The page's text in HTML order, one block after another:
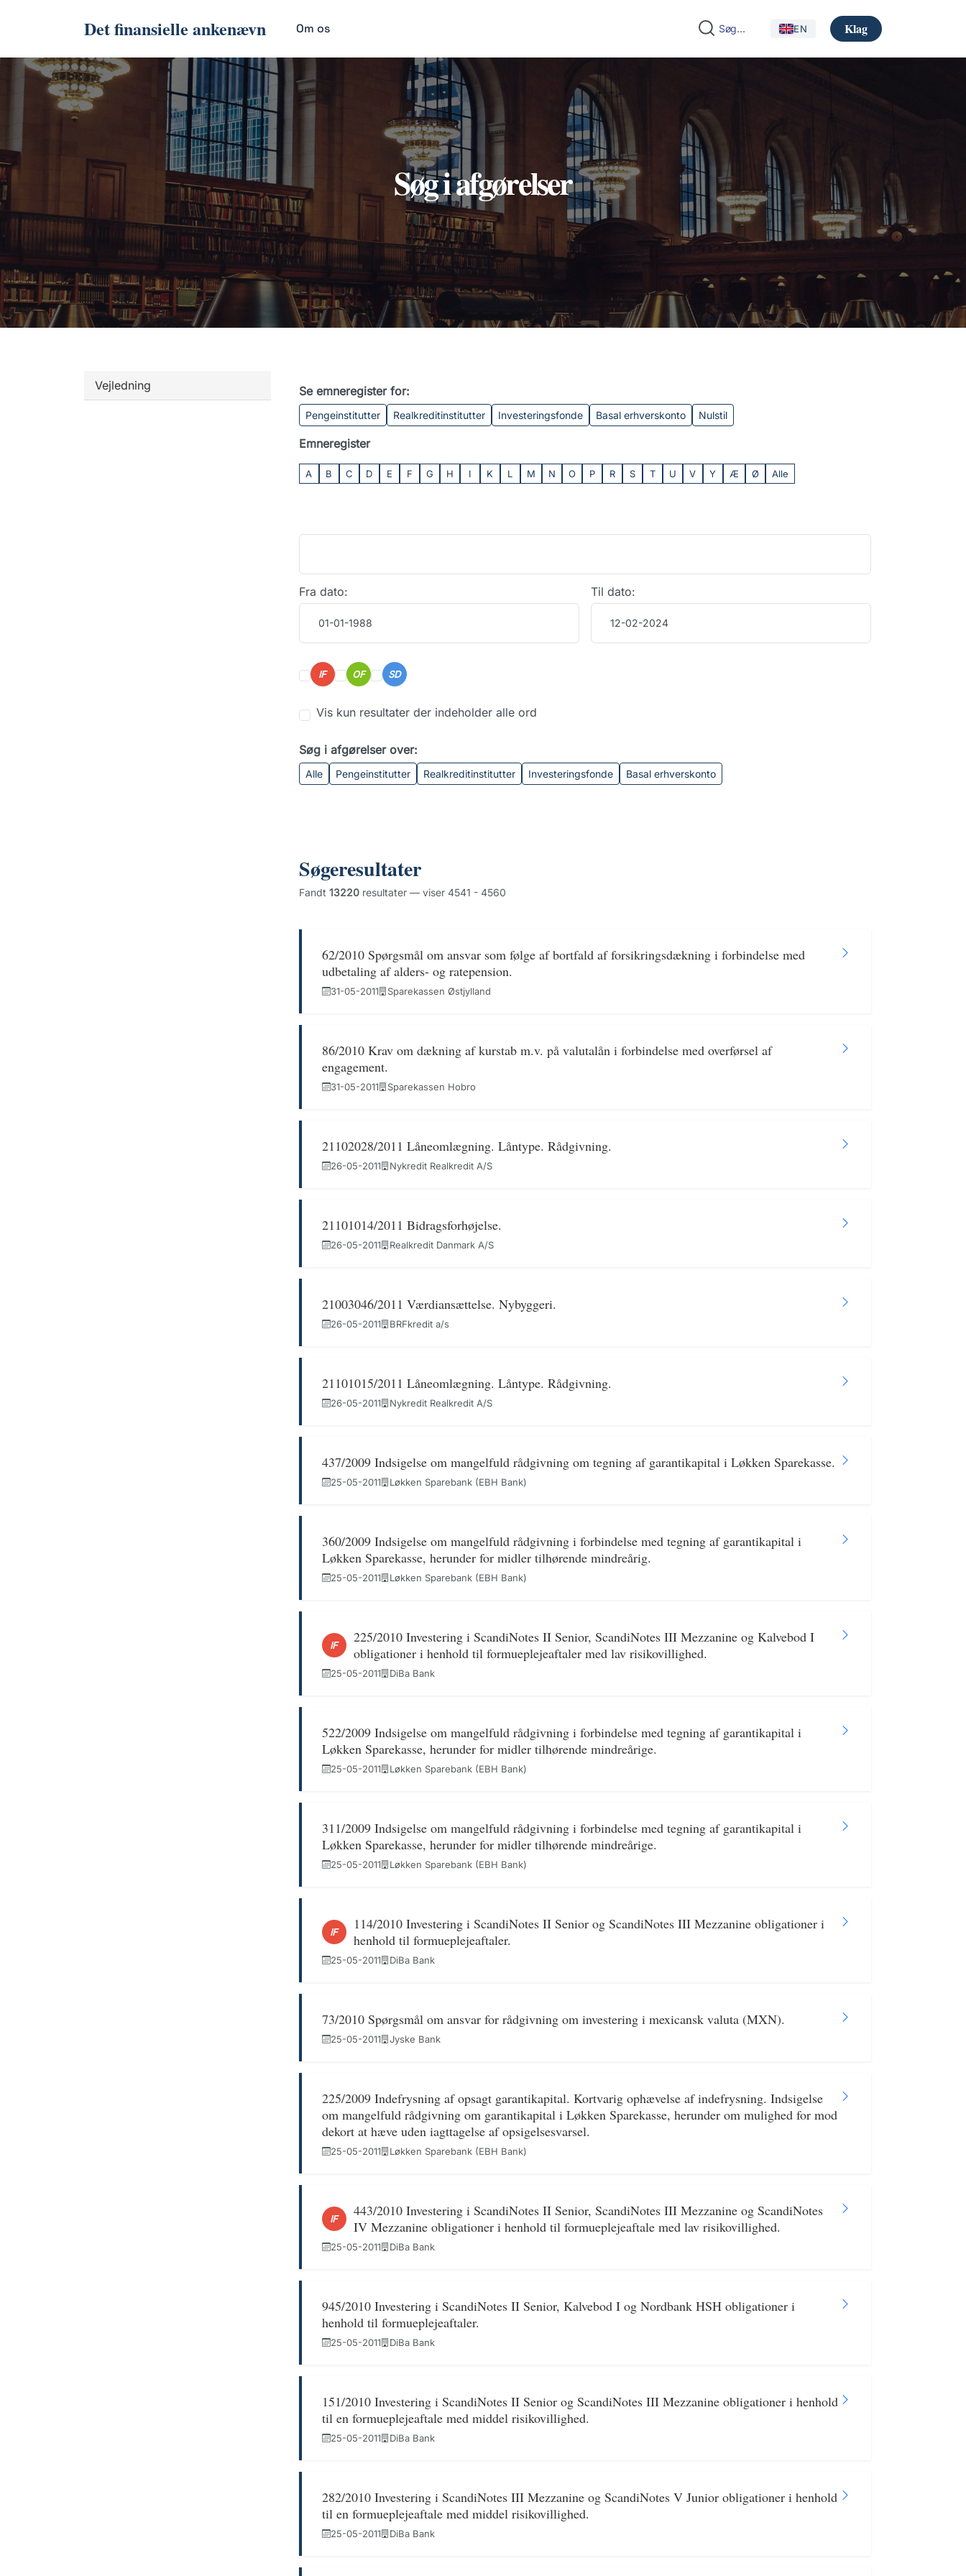
Det finansielle ankenævn Om os EN Klag
Søg i afgørelser
Vejledning Se emneregister for:
Pengeinstitutter Realkreditinstitutter Investeringsfonde Basal erhverskonto Nulstil
Emneregister
A B C D E F G H I K L M N O P R S T U V Y Æ Ø Alle
Fra dato: Til dato:
IF OF SD
Vis kun resultater der indeholder alle ord
Søg i afgørelser over:
Alle Pengeinstitutter Realkreditinstitutter Investeringsfonde Basal erhverskonto
Søgeresultater
Fandt 13220resultater — viser 4541 - 4560
62/2010 Spørgsmål om ansvar som følge af bortfald af forsikringsdækning i forbindelse med
udbetaling af alders- og ratepension.
31-05-2011 Sparekassen Østjylland
86/2010 Krav om dækning af kurstab m.v. på valutalån i forbindelse med overførsel af
engagement.
31-05-2011 Sparekassen Hobro
21102028/2011 Låneomlægning. Låntype. Rådgivning.
26-05-2011 Nykredit Realkredit A/S
21101014/2011 Bidragsforhøjelse.
26-05-2011 Realkredit Danmark A/S
21003046/2011 Værdiansættelse. Nybyggeri.
26-05-2011 BRFkredit a/s
21101015/2011 Låneomlægning. Låntype. Rådgivning.
26-05-2011 Nykredit Realkredit A/S
437/2009 Indsigelse om mangelfuld rådgivning om tegning af garantikapital i Løkken Sparekasse.
25-05-2011 Løkken Sparebank (EBH Bank)
360/2009 Indsigelse om mangelfuld rådgivning i forbindelse med tegning af garantikapital i
Løkken Sparekasse, herunder for midler tilhørende mindreårig.
25-05-2011 Løkken Sparebank (EBH Bank)
IF
225/2010 Investering i ScandiNotes II Senior, ScandiNotes III Mezzanine og Kalvebod I
obligationer i henhold til formueplejeaftaler med lav risikovillighed.
25-05-2011 DiBa Bank
522/2009 Indsigelse om mangelfuld rådgivning i forbindelse med tegning af garantikapital i
Løkken Sparekasse, herunder for midler tilhørende mindreårige.
25-05-2011 Løkken Sparebank (EBH Bank)
311/2009 Indsigelse om mangelfuld rådgivning i forbindelse med tegning af garantikapital i
Løkken Sparekasse, herunder for midler tilhørende mindreårige.
25-05-2011 Løkken Sparebank (EBH Bank)
IF
114/2010 Investering i ScandiNotes II Senior og ScandiNotes III Mezzanine obligationer i
henhold til formueplejeaftaler.
25-05-2011 DiBa Bank
73/2010 Spørgsmål om ansvar for rådgivning om investering i mexicansk valuta (MXN).
25-05-2011 Jyske Bank
225/2009 Indefrysning af opsagt garantikapital. Kortvarig ophævelse af indefrysning. Indsigelse
om mangelfuld rådgivning om garantikapital i Løkken Sparekasse, herunder om mulighed for mod
dekort at hæve uden iagttagelse af opsigelsesvarsel.
25-05-2011 Løkken Sparebank (EBH Bank)
IF
443/2010 Investering i ScandiNotes II Senior, ScandiNotes III Mezzanine og ScandiNotes
IV Mezzanine obligationer i henhold til formueplejeaftale med lav risikovillighed.
25-05-2011 DiBa Bank
945/2010 Investering i ScandiNotes II Senior, Kalvebod I og Nordbank HSH obligationer i
henhold til formueplejeaftaler.
25-05-2011 DiBa Bank
151/2010 Investering i ScandiNotes II Senior og ScandiNotes III Mezzanine obligationer i henhold
til en formueplejeaftale med middel risikovillighed.
25-05-2011 DiBa Bank
282/2010 Investering i ScandiNotes III Mezzanine og ScandiNotes V Junior obligationer i henhold
til en formueplejeaftale med middel risikovillighed.
25-05-2011 DiBa Bank